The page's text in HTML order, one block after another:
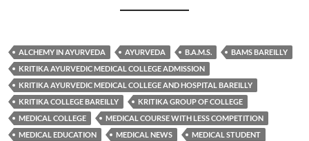
ALCHEMY IN AYURVEDA AYURVEDA B.A.M.S.
BAMS BAREILLY
KRITIKA AYURVEDIC MEDICAL COLLEGE ADMISSION
KRITIKA AYURVEDIC MEDICAL COLLEGE AND HOSPITAL BAREILLY
KRITIKA COLLEGE BAREILLY
KRITIKA GROUP OF COLLEGE
MEDICAL COLLEGE
MEDICAL COURSE WITH LESS COMPETITION
MEDICAL EDUCATION
MEDICAL NEWS
MEDICAL STUDENT